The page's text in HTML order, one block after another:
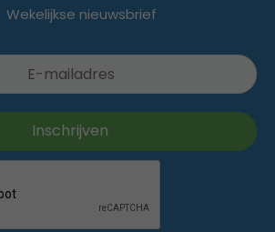
Wekelijkse nieuwsbrief